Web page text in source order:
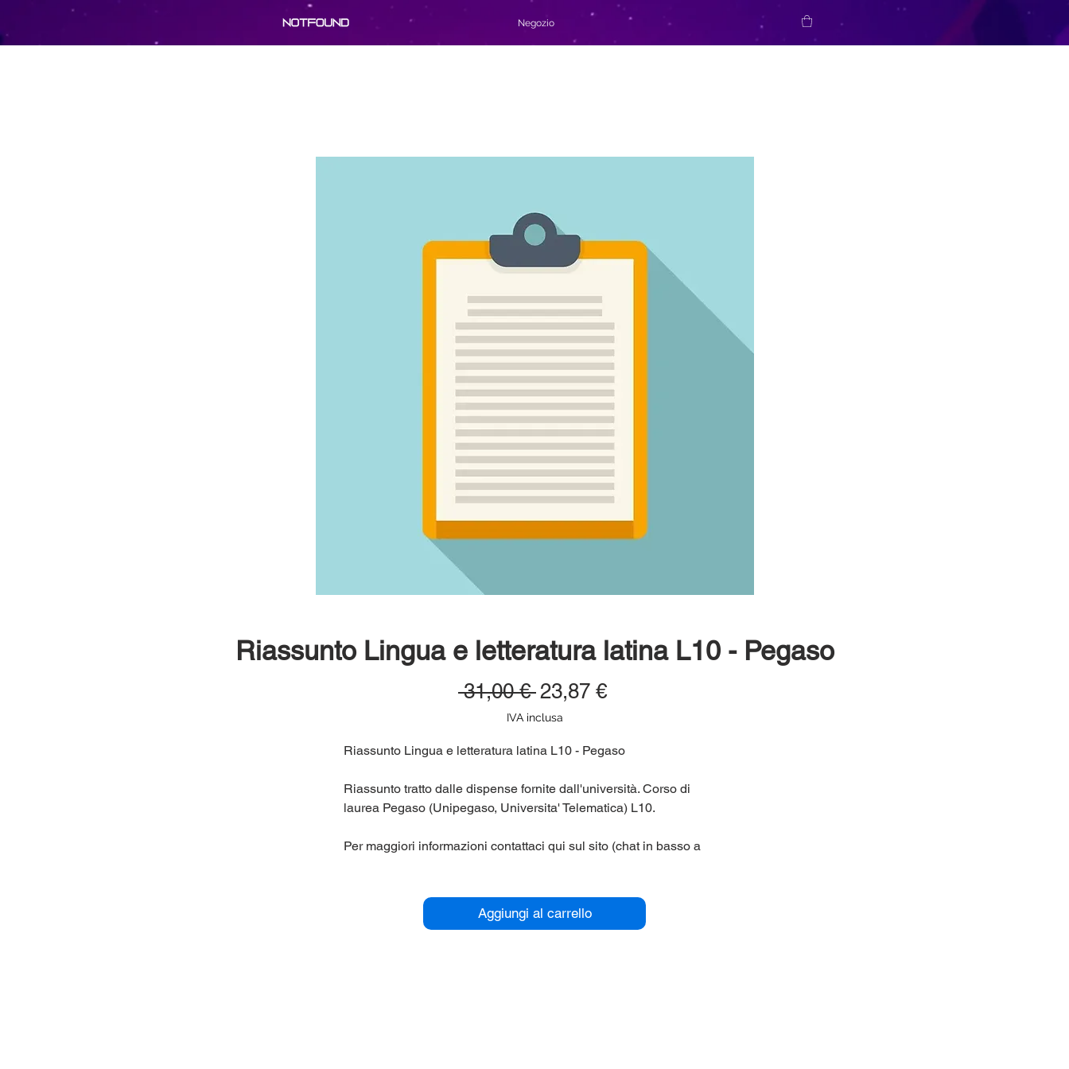
Negozio
Riassunto Lingua e letteratura latina L10 - Pegaso
31,00 € Prezzo
regolare
23,87 €Prezzo
IVA inclusa
Riassunto Lingua e letteratura latina L10 - Pegaso
Riassunto tratto dalle dispense fornite dall'università. Corso di
laurea Pegaso (Unipegaso, Universita' Telematica) L10.
Per maggiori informazioni contattaci qui sul sito (chat in basso a
Aggiungi al carrello